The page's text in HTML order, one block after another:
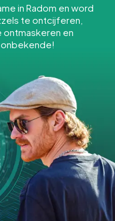
DE
IE
in Radom en word
te ontcijferen,
ontmaskeren en